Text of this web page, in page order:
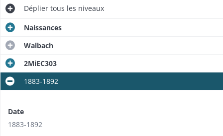
Déplier tous les niveaux
Naissances
Walbach
2MiEC303
1883-1892
Date
1883-1892